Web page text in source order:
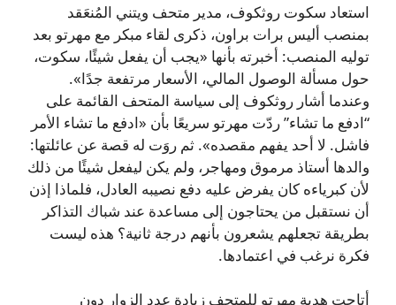
استعاد سكوت روثكوف، مدير متحف ويتني المُنعَقد
بمنصب أليس برات براون، ذكرى لقاء مبكر مع مهرتو بعد
توليه المنصب: أخبرته بأنها «يجب أن يفعل شيئًا، سكوت،
حول مسألة الوصول المالي، الأسعار مرتفعة جدًا».
وعندما أشار روثكوف إلى سياسة المتحف القائمة على
“ادفع ما تشاء” ردّت مهرتو سريعًا بأن «ادفع ما تشاء اﻷمر
فاشل. لا أحد يفهم مقصده». ثم روَت له قصة عن عائلتها:
والدها أستاذ مرموق ومهاجر، ولم يكن ليفعل شيئًا من ذلك
لأن كبرياءه كان يفرض عليه دفع نصيبه العادل، فلماذا إذن
أن نستقبل من يحتاجون إلى مساعدة عند شباك التذاكر
بطريقة تجعلهم يشعرون بأنهم درجة ثانية؟ هذه ليست
فكرة نرغب في اعتمادها.
أتاحت هدية مهرتو للمتحف زيادة عدد الزوار دون